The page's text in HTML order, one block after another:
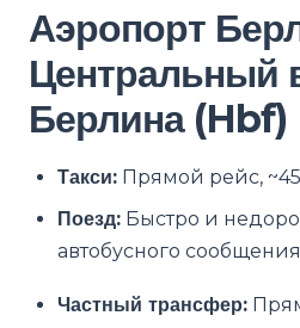
Аэропорт
Центральный
Берлина (Hbf)
Такси: Прямой рейс,
Поезд: Быстро и
автобусного
Частный трансфер: